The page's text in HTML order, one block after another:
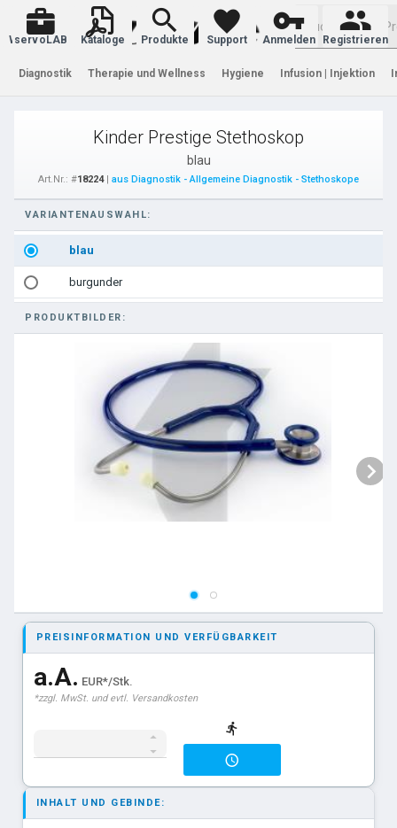
Warenkorb
servoLAB Kataloge Produkte Support Anmelden Registrieren
Diagnostik Therapie und Wellness Hygiene Infusion | Injektion
Kinder Prestige Stethoskop
blau
Art.Nr.: #18224| aus Diagnostik - Allgemeine Diagnostik - Stethoskope
VARIANTENAUSWAHL:
blau
burgunder
PRODUKTBILDER:
PREISINFORMATION UND VERFÜGBARKEIT
a.A. EUR*/Stk.
*zzgl. MwSt. und evtl. Versandkosten
INHALT UND GEBINDE: